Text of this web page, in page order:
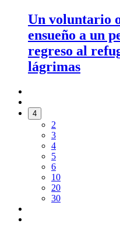
Un voluntario
ensueño a un
regreso al
lágrimas
4
2
3
4
5
6
10
20
30